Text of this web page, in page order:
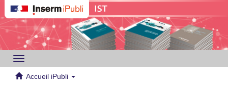
Toggle
navigation
Accueil iPubli